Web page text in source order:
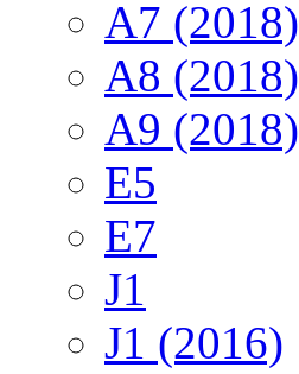
A7 (2018)
A8 (2018)
A9 (2018)
E5
E7
J1
J1 (2016)